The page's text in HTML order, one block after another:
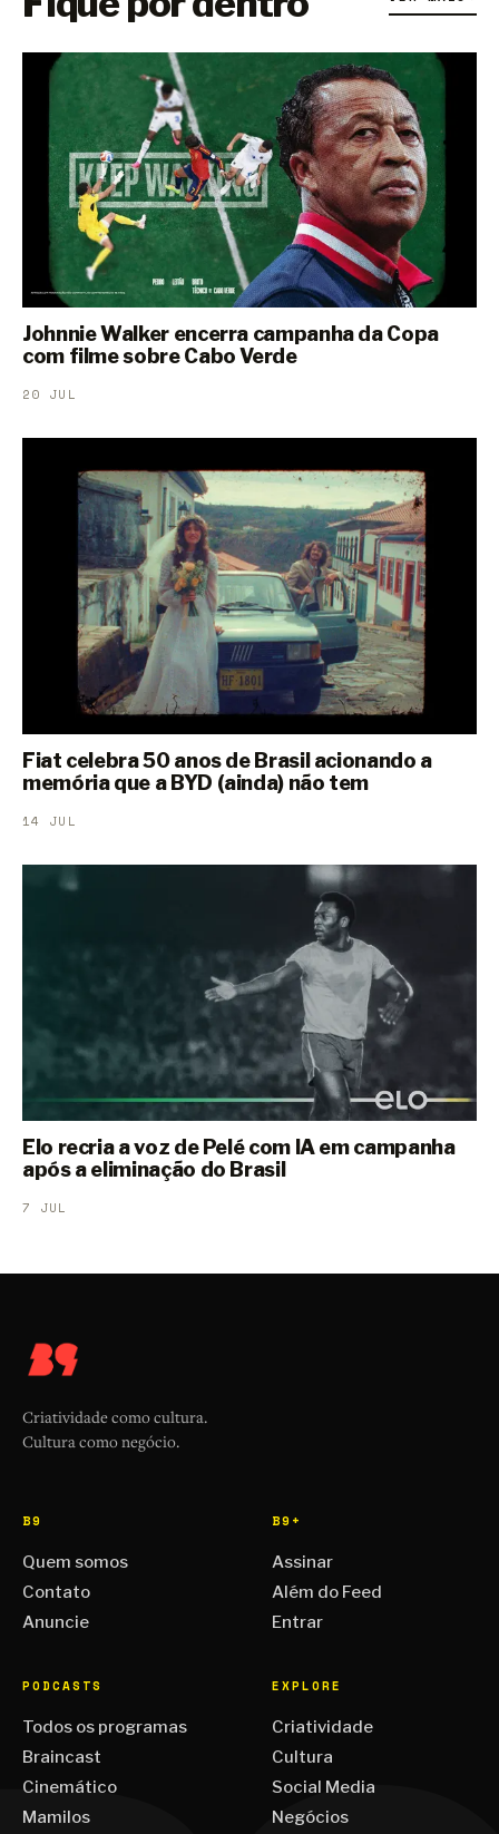
Johnnie Walker encerra campanha da Copa
com filme sobre Cabo Verde
20 JUL
Fiat celebra 50 anos de Brasil acionando a
memória que a BYD (ainda) não tem
14 JUL
Elo recria a voz de Pelé com IA em campanha
após a eliminação do Brasil
7 JUL
Criatividade como cultura.
Cultura como negócio.
B9
Quem somos
Contato
Anuncie
B9+
Assinar
Além do Feed
Entrar
PODCASTS
Todos os programas
Braincast
Cinemático
Mamilos
EXPLORE
Criatividade
Cultura
Social Media
Negócios